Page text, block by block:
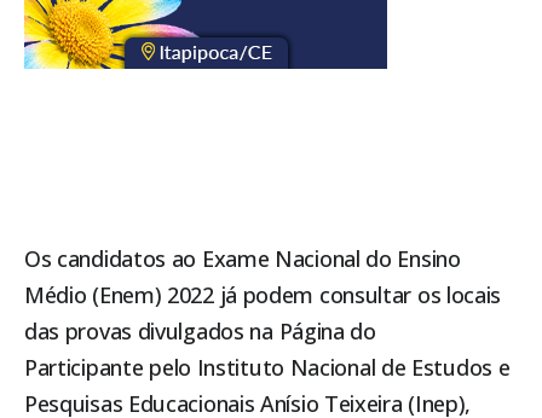
Os candidatos ao Exame Nacional do Ensino
Médio (Enem) 2022 já podem consultar os locais
das provas divulgados na Página do
Participante pelo Instituto Nacional de Estudos e
Pesquisas Educacionais Anísio Teixeira (Inep),